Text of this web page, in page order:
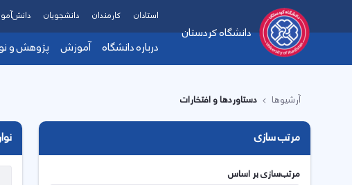
دانشگاه کردستان
درباره دانشگاه آموزش پژوهش و
استادان کارمندان دانشجویان
آرشیوها دستاوردها و افتخارات
مرتب سازی
مرتب‌سازی بر اساس